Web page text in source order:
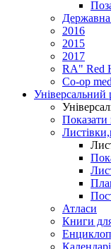
Державна
2016
2015
2017
RA" Red
Co-op
Універсальний
Показати
Атласи
Книги
Календарі